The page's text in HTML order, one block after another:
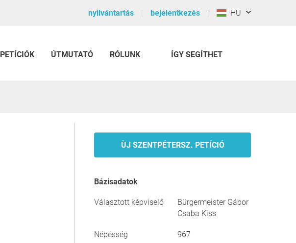
nyilvántartás bejelentkezés HU
PETÍCIÓK ÚTMUTATÓ RÓLUNK ÍGY SEGÍTHET
ÙJ SZENTPÉTERSZ. PETÍCIÓ
Bázisadatok
Választott képviselő
Bürgermeister Gábor
Csaba Kiss
Népesség 967